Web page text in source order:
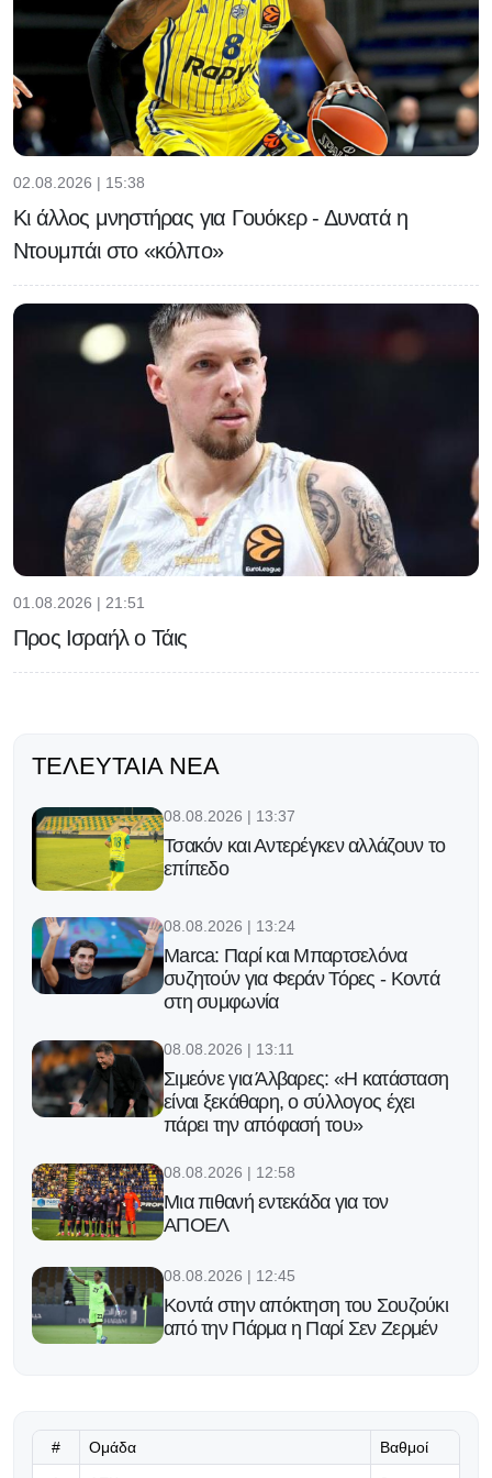
02.08.2026 | 15:38
Κι άλλος μνηστήρας για Γουόκερ - Δυνατά η
Ντουμπάι στο «κόλπο»
01.08.2026 | 21:51
Προς Ισραήλ ο Τάις
ΤΕΛΕΥΤΑΊΑ ΝΈΑ
08.08.2026 | 13:37
Τσακόν και Αντερέγκεν αλλάζουν το
επίπεδο
08.08.2026 | 13:24
Marca: Παρί και Μπαρτσελόνα
συζητούν για Φεράν Τόρες - Κοντά
στη συμφωνία
08.08.2026 | 13:11
Σιμεόνε για Άλβαρες: «Η κατάσταση
είναι ξεκάθαρη, ο σύλλογος έχει
πάρει την απόφασή του»
08.08.2026 | 12:58
Μια πιθανή εντεκάδα για τον
ΑΠΟΕΛ
08.08.2026 | 12:45
Κοντά στην απόκτηση του Σουζούκι
από την Πάρμα η Παρί Σεν Ζερμέν
# Ομάδα Βαθμοί